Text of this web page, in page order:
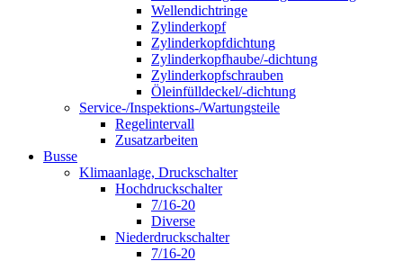
Wellendichtringe
Zylinderkopf
Zylinderkopfdichtung
Zylinderkopfhaube/-dichtung
Zylinderkopfschrauben
Öleinfülldeckel/-dichtung
Service-/Inspektions-/Wartungsteile
Regelintervall
Zusatzarbeiten
Busse
Klimaanlage, Druckschalter
Hochdruckschalter
7/16-20
Diverse
Niederdruckschalter
7/16-20